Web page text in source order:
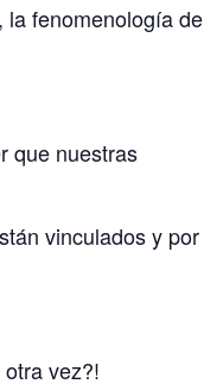
la fenomenología de
que nuestras
vinculados y por
vez?!